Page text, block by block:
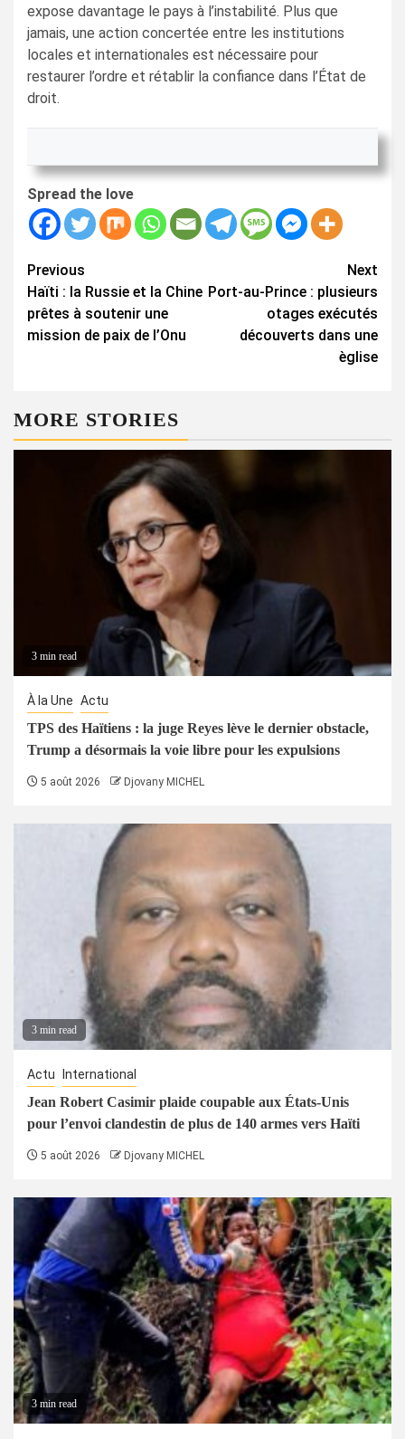
expose davantage le pays à l’instabilité. Plus que
jamais, une action concertée entre les institutions
locales et internationales est nécessaire pour
restaurer l’ordre et rétablir la confiance dans l’État de
droit.
Spread the love
Continue
Reading
Previous
Haïti : la Russie et la Chine
prêtes à soutenir une
mission de paix de l’Onu
Next
Port-au-Prince : plusieurs
otages exécutés
découverts dans une
èglise
MORE STORIES
3 min read
À la Une Actu
TPS des Haïtiens : la juge Reyes lève le dernier obstacle,
Trump a désormais la voie libre pour les expulsions
5 août 2026 Djovany MICHEL
3 min read
Actu International
Jean Robert Casimir plaide coupable aux États-Unis
pour l’envoi clandestin de plus de 140 armes vers Haïti
5 août 2026 Djovany MICHEL
3 min read